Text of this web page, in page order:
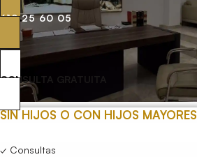
619 25 60 05
CONSULTA GRATUITA
SIN HIJOS O CON HIJOS MAYORES
✓ Consultas